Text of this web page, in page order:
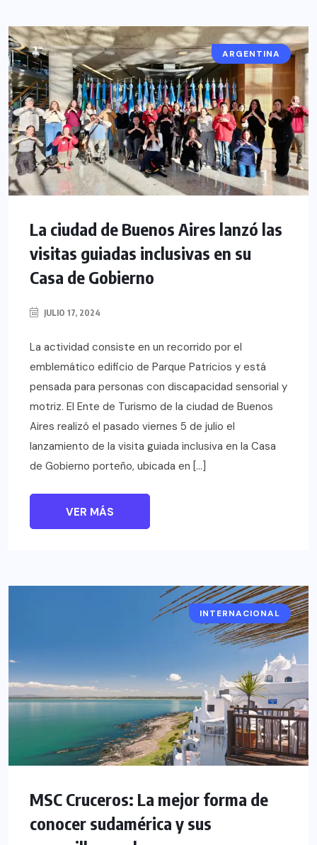
ARGENTINA
La ciudad de Buenos Aires lanzó las
visitas guiadas inclusivas en su
Casa de Gobierno
JULIO 17, 2024
La actividad consiste en un recorrido por el
emblemático edificio de Parque Patricios y está
pensada para personas con discapacidad sensorial y
motriz. El Ente de Turismo de la ciudad de Buenos
Aires realizó el pasado viernes 5 de julio el
lanzamiento de la visita guiada inclusiva en la Casa
de Gobierno porteño, ubicada en […]
VER MÁS
INTERNACIONAL
MSC Cruceros: La mejor forma de
conocer sudamérica y sus